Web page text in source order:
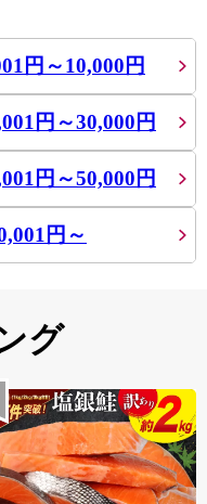
円～10,000円
円～30,000円
円～50,000円
円～
グ